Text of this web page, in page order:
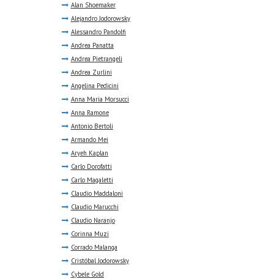
Alan Shoemaker
Alejandro Jodorowsky
Alessandro Pandolfi
Andrea Panatta
Andrea Pietrangeli
Andrea Zurlini
Angelina Pedicini
Anna Maria Morsucci
Anna Ramone
Antonio Bertoli
Armando Mei
Aryeh Kaplan
Carlo Dorofatti
Carlo Magaletti
Claudio Maddaloni
Claudio Marucchi
Claudio Naranjo
Corinna Muzi
Corrado Malanga
Cristóbal Jodorowsky
Cybele Gold